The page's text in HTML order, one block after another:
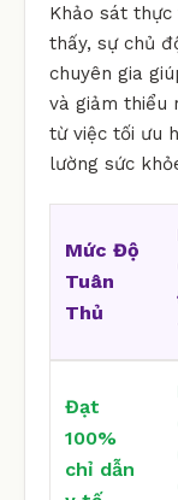
Khảo sát
thấy, sự chủ
chuyên gia
và giảm thiểu
từ việc tối ưu
lường sức
Mức Độ
Tuân
Thủ
Đạt
100%
chỉ dẫn